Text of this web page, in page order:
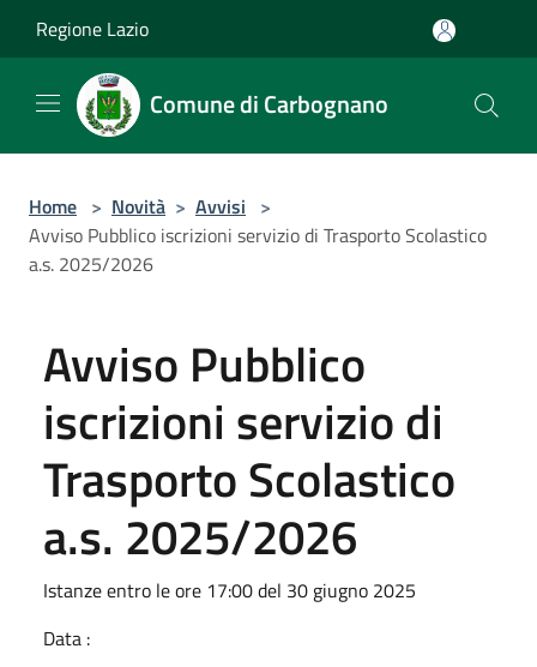
Regione Lazio
Comune di Carbognano
Home > Novità > Avvisi >
Avviso Pubblico iscrizioni servizio di Trasporto Scolastico
a.s. 2025/2026
Avviso Pubblico
iscrizioni servizio di
Trasporto Scolastico
a.s. 2025/2026
Istanze entro le ore 17:00 del 30 giugno 2025
Data :